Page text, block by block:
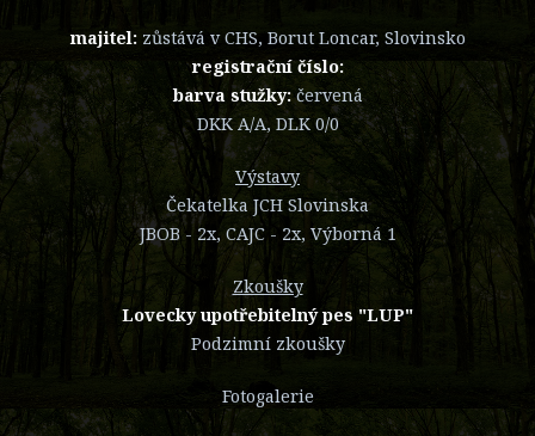
majitel: zůstává v CHS, Borut Loncar, Slovinsko
registrační číslo:
barva stužky:červená
DKK A/A, DLK 0/0
Výstavy
Čekatelka JCH Slovinska
JBOB - 2x, CAJC - 2x, Výborná 1
Zkoušky
Lovecky upotřebitelný pes "LUP"
Podzimní zkoušky
Fotogalerie